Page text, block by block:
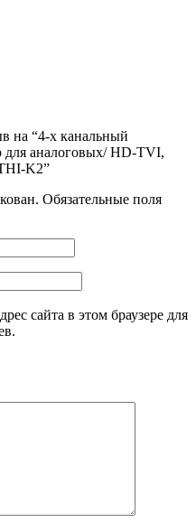
на “4-х канальный
аналоговых/ HD-TVI,
K2”
Обязательные поля
сайта в этом браузере для